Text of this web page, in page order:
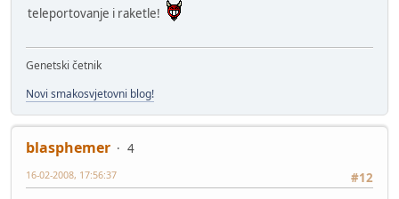
teleportovanje i raketle!
Genetski četnik
Novi smakosvjetovni blog!
blasphemer
4
#12
16-02-2008, 17:56:37